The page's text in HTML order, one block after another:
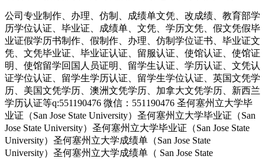
公司专业制作、办理、仿制、成绩单文凭、改成绩、教育部学
历学位认证、毕业证、成绩单、文凭、学历文凭、假文凭假毕
业证假学历书制作、假制作、办理、仿制学位证书、毕业证文
凭、文凭毕业证、毕业证认证、留服认证、使馆认证、使馆证
明、使馆留学回国人员证明、留学生认证、学历认证、文凭认
证学位认证、留学生学历认证、留学生学位认证、英国文凭学
历、美国文凭学历、澳洲文凭学历、加拿大文凭学历、新西兰
学历认证等q:551190476 微信：551190476 圣何塞州立大学毕
业证（San Jose State University）圣何塞州立大学毕业证（San
Jose State University）圣何塞州立大学毕业证（San Jose State
University）圣何塞州立大学成绩单（San Jose State
University）圣何塞州立大学成绩单（ San Jose State